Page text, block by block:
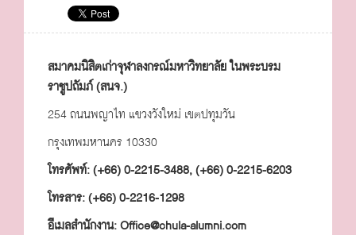
สมาคมนิสิตเก่าจุฬาลงกรณ์มหาวิทยาลัย ในพระบรม
ราชูปถัมภ์ (สนจ.)
254 ถนนพญาไท แขวงวังใหม่ เขตปทุมวัน
กรุงเทพมหานคร 10330
โทรศัพท์: (+66) 0-2215-3488, (+66) 0-2215-6203
โทรสาร: (+66) 0-2216-1298
อีเมลสำนักงาน: Office@chula-alumni.com